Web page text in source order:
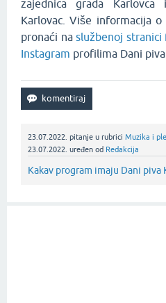
zajednica grada
Karlovac. Više informacija
pronaći na službenoj stranici
Instagram profilima Dani piva
23.07.2022. pitanje u rubrici Muzika i
23.07.2022. uređen od Redakcija
Kakav program imaju Dani piva